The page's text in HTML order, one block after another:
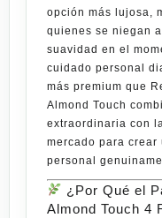
opción más lujosa,
quienes se niegan
suavidad en el
cuidado personal
más premium que
Almond Touch
extraordinaria con
mercado para
personal
¿Por Qué el
Almond Touch 4